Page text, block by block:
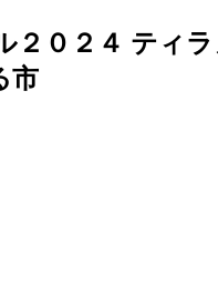
２０２４ ティ
市